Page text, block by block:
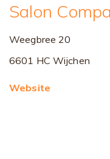
Salon
Weegbree 20
6601 HC Wijchen
Website